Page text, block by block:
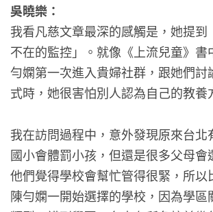
吳曉樂：
我看凡慈文章最深的感觸是，她提到
不在的監控」。就像《上流兒童》書
勻嫻第一次進入貴婦社群，跟她們討
式時，她很害怕別人認為自己的教養
我在訪問過程中，意外發現原來台北
國小會體罰小孩，但還是很多父母會
他們覺得學校會幫忙管得很緊，所以
陳勻嫻一開始選擇的學校，因為學區